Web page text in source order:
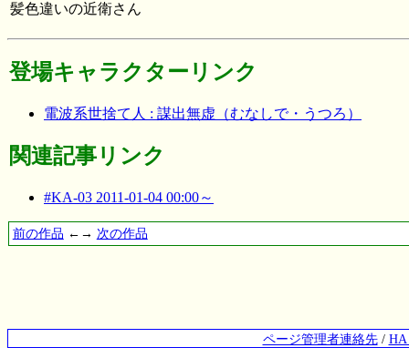
髪色違いの近衛さん
登場キャラクターリンク
電波系世捨て人 : 謀出無虚（むなしで・うつろ）
関連記事リンク
#KA-03 2011-01-04 00:00～
前の作品 ←→ 次の作品
ページ管理者連絡先/ HA